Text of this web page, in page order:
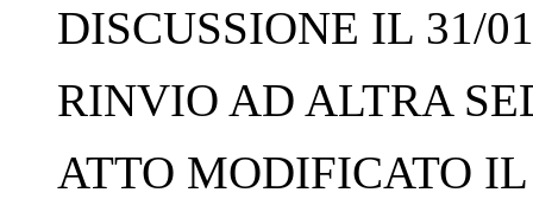
DISCUSSIONE IL 31/
RINVIO AD ALTRA
ATTO MODIFICATO